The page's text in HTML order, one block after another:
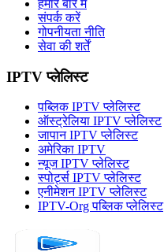
हमारे बारे में
संपर्क करें
गोपनीयता नीति
सेवा की शर्तें
IPTV प्लेलिस्ट
पब्लिक IPTV प्लेलिस्ट
ऑस्ट्रेलिया IPTV प्लेलिस्ट
जापान IPTV प्लेलिस्ट
अमेरिका IPTV
न्यूज IPTV प्लेलिस्ट
स्पोर्ट्स IPTV प्लेलिस्ट
एनीमेशन IPTV प्लेलिस्ट
IPTV-Org पब्लिक प्लेलिस्ट